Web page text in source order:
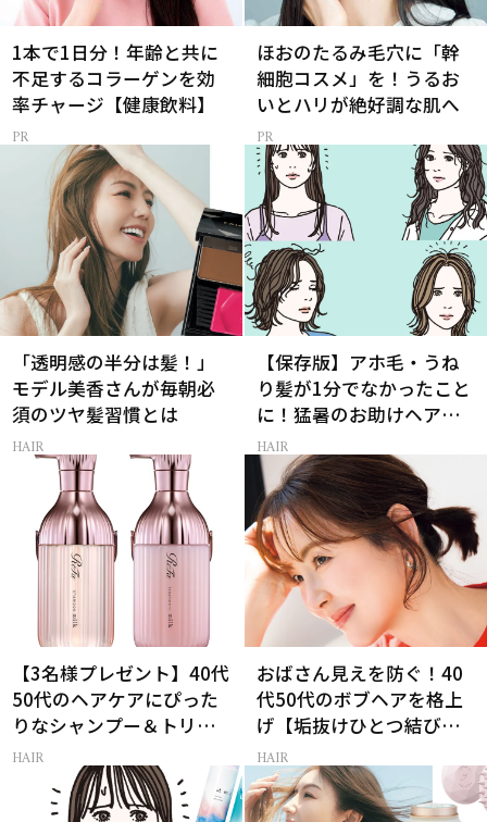
1本で1日分！年齢と共に
不足するコラーゲンを効
率チャージ【健康飲料】
ほおのたるみ毛穴に「幹
細胞コスメ」を！うるお
いとハリが絶好調な肌へ
「透明感の半分は髪！」
モデル美香さんが毎朝必
須のツヤ髪習慣とは
HAIR
【保存版】アホ毛・うね
り髪が1分でなかったこと
に！猛暑のお助けヘアア
イテム16選
HAIR
【3名様プレゼント】40代
50代のヘアケアにぴった
りなシャンプー＆トリー
トメントで、うねり悩み
に対処！
HAIR
おばさん見えを防ぐ！40
代50代のボブヘアを格上
げ【垢抜けひとつ結び】
のルール
HAIR